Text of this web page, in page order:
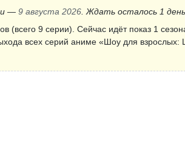
— 9 августа 2026 . Ждать осталось 1 день
(всего 9 серии). Сейчас идёт показ 1
всех серий аниме «Шоу для взрослых: